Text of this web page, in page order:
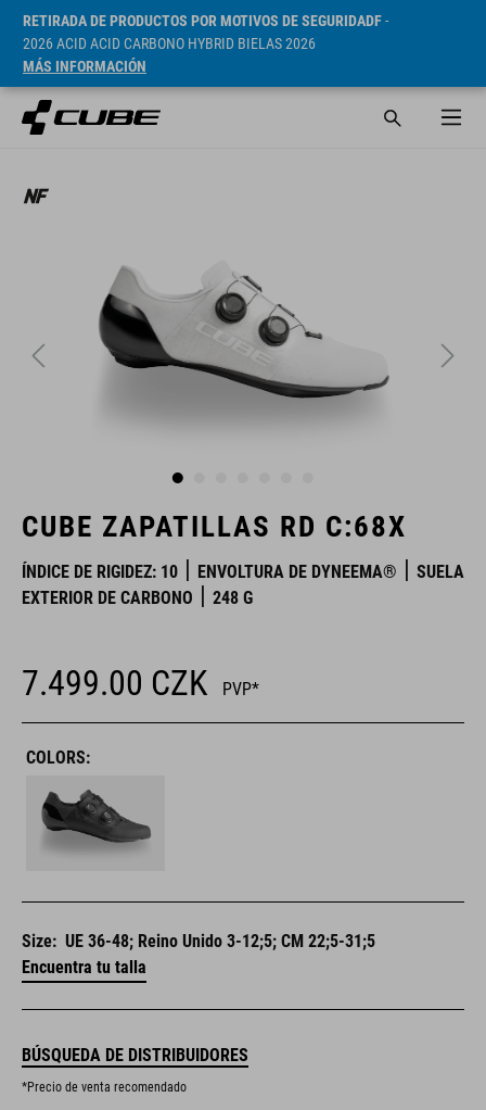
RETIRADA DE PRODUCTOS POR MOTIVOS DE SEGURIDADF-
2026 ACID ACID CARBONO HYBRID BIELAS 2026
MÁS INFORMACIÓN
CUBE ZAPATILLAS RD C:68X
ÍNDICE DE RIGIDEZ: 10 ENVOLTURA DE DYNEEMA®
SUELA
EXTERIOR DE CARBONO
248 G
7.499.00 CZK PVP*
COLORS:
Size: UE 36-48; Reino Unido 3-12;5; CM 22;5-31;5
Encuentra tu talla
BÚSQUEDA DE DISTRIBUIDORES
*Precio de venta recomendado